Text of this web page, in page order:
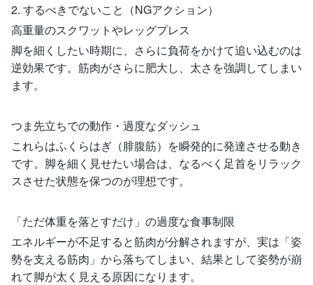
2. するべきでないこと（NGアクション）
高重量のスクワットやレッグプレス
脚を細くしたい時期に、さらに負荷をかけて追い込むのは
逆効果です。筋肉がさらに肥大し、太さを強調してしまい
ます。
つま先立ちでの動作・過度なダッシュ
これらはふくらはぎ（腓腹筋）を瞬発的に発達させる動き
です。脚を細く見せたい場合は、なるべく足首をリラック
スさせた状態を保つのが理想です。
「ただ体重を落とすだけ」の過度な食事制限
エネルギーが不足すると筋肉が分解されますが、実は「姿
勢を支える筋肉」から落ちてしまい、結果として姿勢が崩
れて脚が太く見える原因になります。